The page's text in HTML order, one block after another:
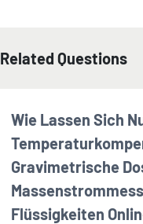
Related Questions
Wie Lassen Sich
Gravimetrische
Flüssigkeiten